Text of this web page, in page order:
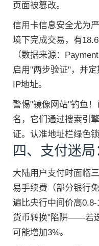
页面被篡改。
信用卡信息安全尤为
境下完成交易，有
（数据来源：
启用"两步验证"，并
IP地址。
警惕"镜像网站"钓鱼
名，它们通过搜索引
证。认准地址栏绿色
四、支付迷
大陆用户支付时面临
易手续费（部分银行
遍比央行中间价高
货币转换"陷阱——若
可能增加3%。